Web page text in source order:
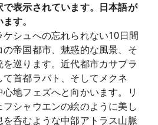
表示されています。日本語が
す。
シュへの忘れられない10日間
帝国都市、魅惑的な風景、そ
巡ります。近代都市カサブラ
首都ラバト、そしてメクネ
地フェズへと向かいます。リ
シャウエンの絵のように美し
呑むような中部アトラス山脈